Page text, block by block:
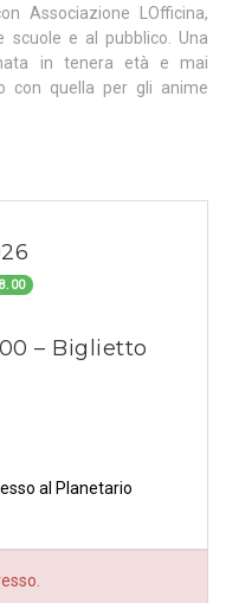
Associazione LOfficina,
scuole e al pubblico. Una
nata in tenera età e mai
con quella per gli anime
– Biglietto
al Planetario